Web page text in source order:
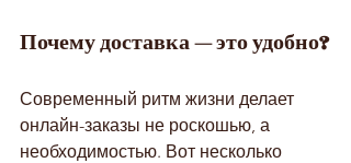
Почему доставка — это удобно?
Современный ритм жизни делает
онлайн-заказы не роскошью, а
необходимостью. Вот несколько